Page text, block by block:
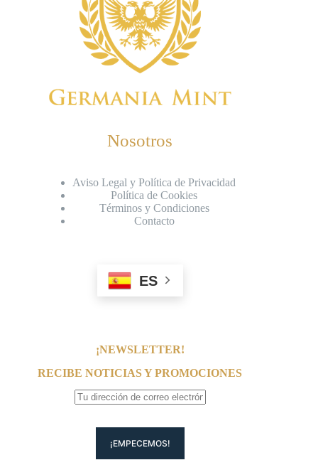
Nosotros
Aviso Legal y Política de Privacidad
Política de Cookies
Términos y Condiciones
Contacto
ES
¡NEWSLETTER!
RECIBE NOTICIAS Y PROMOCIONES